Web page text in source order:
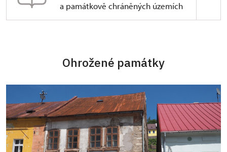
a památkově chráněných územích
Ohrožené památky